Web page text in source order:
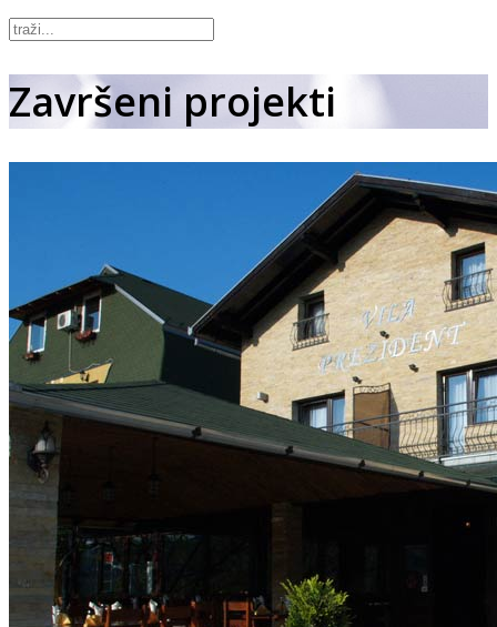
Završeni projekti